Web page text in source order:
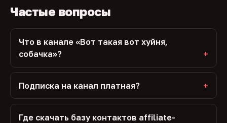
Частые вопросы
Что в канале «Вот такая вот хуйня,
собачка»?
Подписка на канал платная?
Где скачать базу контактов affiliate-